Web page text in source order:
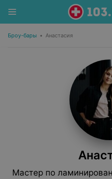
Броу-бары • Анастасия
Мастер по